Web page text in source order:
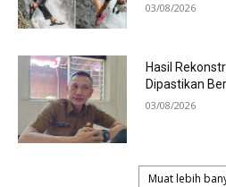
03/08/2026
Hasil
Dipastikan
03/08/2026
Muat lebih